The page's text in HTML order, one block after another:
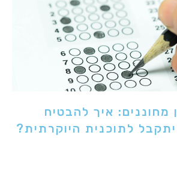
איך להבטיח
לתוכנית היוקרתית?